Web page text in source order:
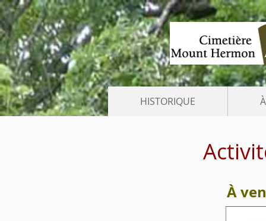
HISTORIQUE
À